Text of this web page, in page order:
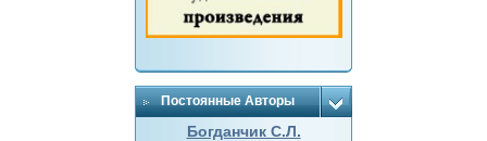
Постоянные Авторы
Богданчик С.Л.